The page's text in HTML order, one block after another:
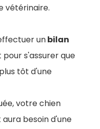
vétérinaire.
unbilan
pour s'assurer que
tôt d'une
votre chien
besoin d'une